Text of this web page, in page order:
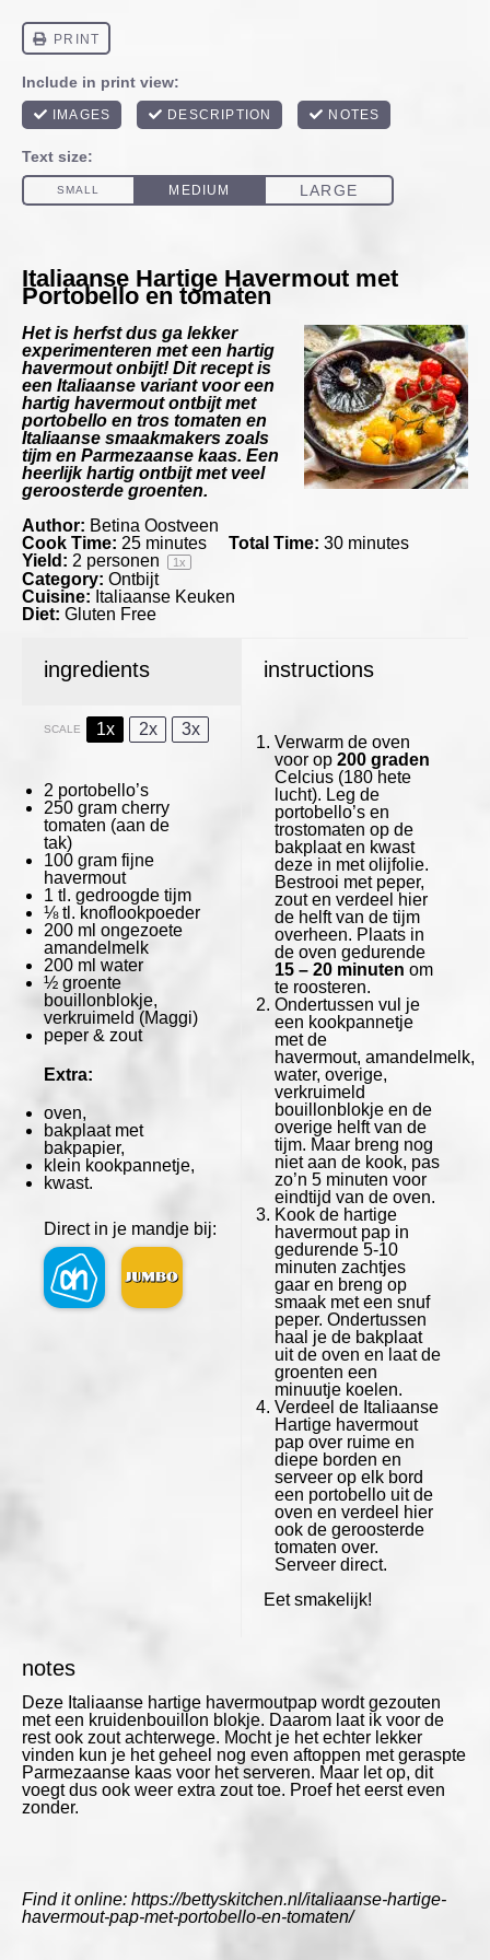
Italiaanse Hartige Havermout met
Portobello en tomaten
Het is herfst dus ga lekker
experimenteren met een hartig
havermout onbijt! Dit recept is
een Italiaanse variant voor een
hartig havermout ontbijt met
portobello en tros tomaten en
Italiaanse smaakmakers zoals
tijm en Parmezaanse kaas. Een
heerlijk hartig ontbijt met veel
geroosterde groenten.
Author: Betina Oostveen
Cook Time: 25 minutes Total Time: 30 minutes
Yield: 2 personen 1x
Category: Ontbijt
Cuisine: Italiaanse Keuken
Diet: Gluten Free
ingredients
SCALE 1x 2x 3x
2 portobello’s
250 gram cherry
tomaten (aan de
tak)
100 gram fijne
havermout
1 tl. gedroogde tijm
⅛tl. knoflookpoeder
200 ml ongezoete
amandelmelk
200 ml water
½ groente
bouillonblokje,
verkruimeld (Maggi)
peper & zout
Extra:
oven,
bakplaat met
bakpapier,
klein kookpannetje,
kwast.
Direct in je mandje bij:
instructions
Verwarm de oven
voor op 200 graden
Celcius (180 hete
lucht). Leg de
portobello’s en
trostomaten op de
bakplaat en kwast
deze in met olijfolie.
Bestrooi met peper,
zout en verdeel hier
de helft van de tijm
overheen. Plaats in
de oven gedurende
15 – 20 minuten om
te roosteren.
Ondertussen vul je
een kookpannetje
met de
havermout, amandelmelk,
water, overige,
verkruimeld
bouillonblokje en de
overige helft van de
tijm. Maar breng nog
niet aan de kook, pas
zo’n 5 minuten voor
eindtijd van de oven.
Kook de hartige
havermout pap in
gedurende 5-10
minuten zachtjes
gaar en breng op
smaak met een snuf
peper. Ondertussen
haal je de bakplaat
uit de oven en laat de
groenten een
minuutje koelen.
Verdeel de Italiaanse
Hartige havermout
pap over ruime en
diepe borden en
serveer op elk bord
een portobello uit de
oven en verdeel hier
ook de geroosterde
tomaten over.
Serveer direct.
Eet smakelijk!
notes
Deze Italiaanse hartige havermoutpap wordt gezouten
met een kruidenbouillon blokje. Daarom laat ik voor de
rest ook zout achterwege. Mocht je het echter lekker
vinden kun je het geheel nog even aftoppen met geraspte
Parmezaanse kaas voor het serveren. Maar let op, dit
voegt dus ook weer extra zout toe. Proef het eerst even
zonder.
Find it online: https://bettyskitchen.nl/italiaanse-hartige-
havermout-pap-met-portobello-en-tomaten/